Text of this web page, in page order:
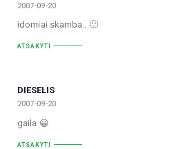
2007-09-20
idomiai skamba.. 🙂
ATSAKYTI
DIESELIS
2007-09-20
gaila 😀
ATSAKYTI